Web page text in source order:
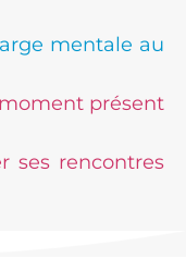
mentale au
présent
ses rencontres